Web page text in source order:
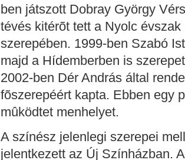
ben játszott Dobray György
tévés kitérõt tett a Nyolc
szerepében. 1999-ben Szabó
majd a Hídemberben is
2002-ben Dér András által
fõszerepéért kapta. Ebben egy
mûködtet menhelyet.
A színész jelenlegi szerepei
jelentkezett az Új Színházban.